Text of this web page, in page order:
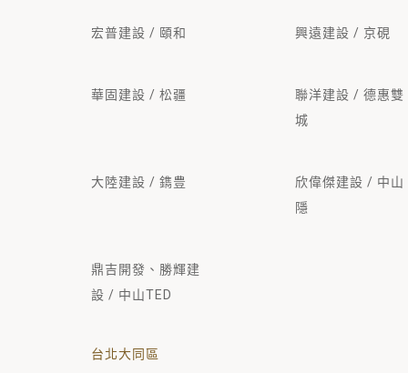
宏普建設 / 頤和 興遠建設 / 京硯
華固建設 / 松疆
聯洋建設 / 德惠雙
城
大陸建設 / 鐫豊
欣偉傑建設 / 中山
隱
鼎吉開發、勝輝建
設 / 中山TED
台北大同區